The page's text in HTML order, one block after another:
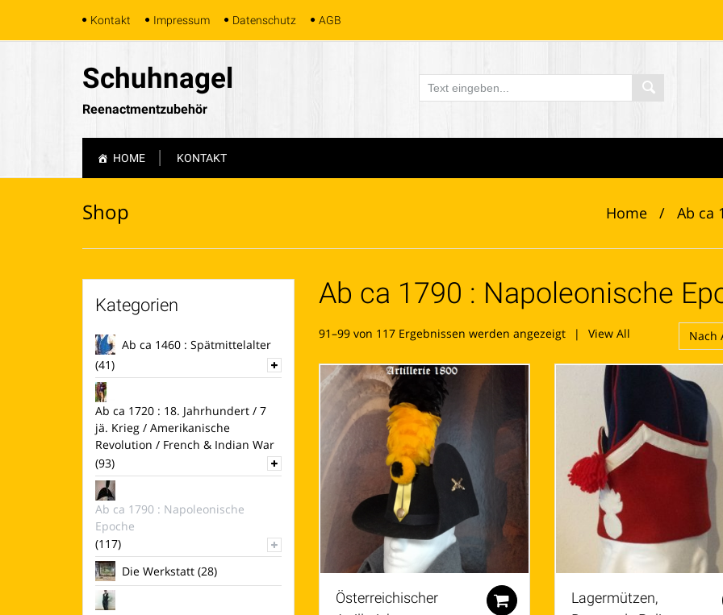
SkipKontakt Impressum Datenschutz AGB
Schuhnagel
Reenactmentzubehör
content
HOME KONTAKT
Shop Home / Ab ca
Ab ca 1790 : Napoleonische
91–99 von 117 Ergebnissen werden angezeigtNach
Aktualität
sortiert
View All
Österreichischer
Zum Warenkorb hinzufügen
Lagermützen,
Kategorien
Ab ca 1460 : Spätmittelalter
(41)
Ab ca 1720 : 18. Jahrhundert / 7
jä. Krieg / Amerikanische
Revolution / French & Indian War
(93)
Ab ca 1790 : Napoleonische
Epoche
(117)
Die Werkstatt (28)